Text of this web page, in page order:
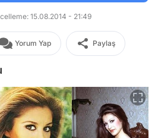
15.08.2014 - 21:49
Yorum Yap Paylaş